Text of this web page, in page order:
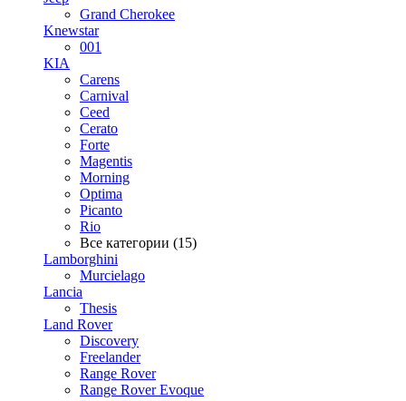
Grand Cherokee
Knewstar
001
KIA
Carens
Carnival
Ceed
Cerato
Forte
Magentis
Morning
Optima
Picanto
Rio
Все категории (15)
Lamborghini
Murcielago
Lancia
Thesis
Land Rover
Discovery
Freelander
Range Rover
Range Rover Evoque